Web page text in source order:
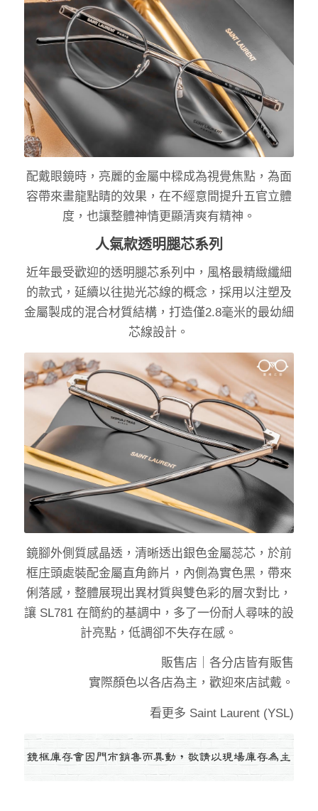
配戴眼鏡時，亮麗的金屬中樑成為視覺焦點，為面
容帶來畫龍點睛的效果，在不經意間提升五官立體
度，也讓整體神情更顯清爽有精神。
人氣款透明腿芯系列
近年最受歡迎的透明腿芯系列中，風格最精緻纖細
的款式，延續以往拋光芯線的概念，採用以注塑及
金屬製成的混合材質結構，打造僅2.8毫米的最幼細
芯線設計。
鏡腳外側質感晶透，清晰透出銀色金屬蕊芯，於前
框庄頭處裝配金屬直角飾片，內側為實色黑，帶來
俐落感，整體展現出異材質與雙色彩的層次對比，
讓 SL781 在簡約的基調中，多了一份耐人尋味的設
計亮點，低調卻不失存在感。
販售店｜各分店皆有販售
實際顏色以各店為主，歡迎來店試戴。
看更多 Saint Laurent (YSL)